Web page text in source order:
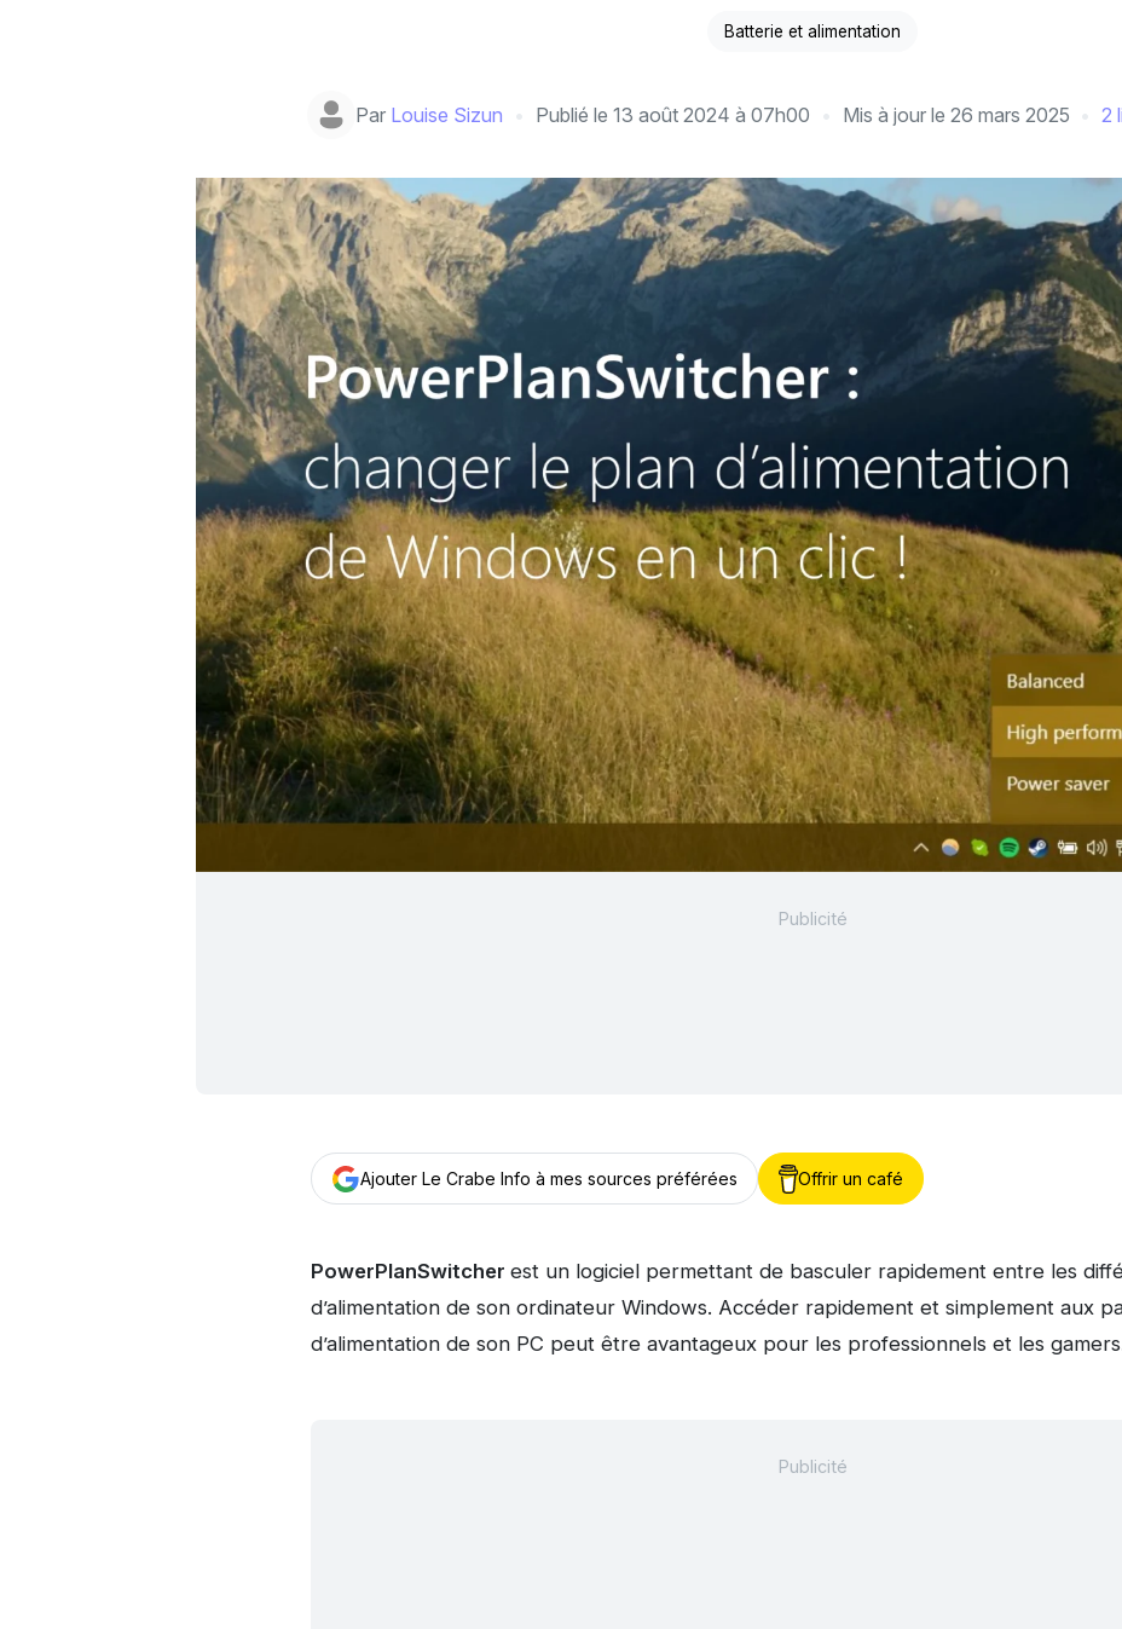
Batterie et alimentation
Par Louise Sizun Publié le 13 août 2024 à 07h00 Mis à jour le 26 mars 2025 2
Ajouter Le Crabe Info à mes sources préférées Offrir un café
PowerPlanSwitcher est un logiciel permettant de basculer rapidement entre les
d’alimentation de son ordinateur Windows. Accéder rapidement et simplement aux
d’alimentation de son PC peut être avantageux pour les professionnels et les